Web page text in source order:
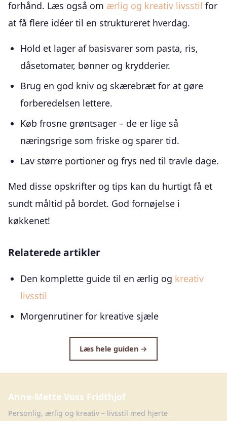
forhånd. Læs også om ærlig og kreativ livsstil for
at få flere idéer til en struktureret hverdag.
Hold et lager af basisvarer som pasta, ris,
dåsetomater, bønner og krydderier.
Brug en god kniv og skærebræt for at gøre
forberedelsen lettere.
Køb frosne grøntsager – de er lige så
næringsrige som friske og sparer tid.
Lav større portioner og frys ned til travle dage.
Med disse opskrifter og tips kan du hurtigt få et
sundt måltid på bordet. God fornøjelse i
køkkenet!
Relaterede artikler
Den komplette guide til en ærlig og kreativ
livsstil
Morgenrutiner for kreative sjæle
Læs hele guiden →
Anne-Mette Voss Fridthjof
Personlig, ærlig og kreativ – livsstil med hjerte